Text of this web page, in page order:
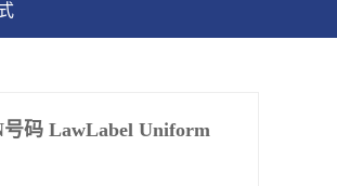
号码 LawLabel Uniform